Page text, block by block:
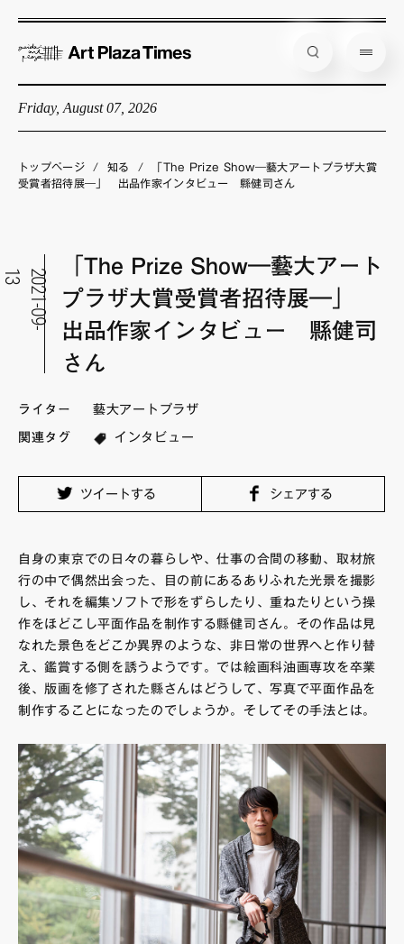
Friday, August 07, 2026
企画展情報
インタビュー
アーティスト
店舗からのお知らせ
公式通販
FAQ・お問い合わせ
トップページ / 知る /
「The Prize Show―藝大アートプラザ大賞
受賞者招待展―」 出品作家インタビュー 縣健司さん
2
0
2
1
-
0
9
-
1
3
「The Prize Show―藝大アート
プラザ大賞受賞者招待展―」
出品作家インタビュー 縣健司
さん
ライター 藝大アートプラザ
関連タグ インタビュー
ツイートする シェアする
自身の東京での日々の暮らしや、仕事の合間の移動、取材旅
行の中で偶然出会った、目の前にあるありふれた光景を撮影
し、それを編集ソフトで形をずらしたり、重ねたりという操
作をほどこし平面作品を制作する縣健司さん。その作品は見
なれた景色をどこか異界のような、非日常の世界へと作り替
え、鑑賞する側を誘うようです。では絵画科油画専攻を卒業
後、版画を修了された縣さんはどうして、写真で平面作品を
制作することになったのでしょうか。そしてその手法とは。